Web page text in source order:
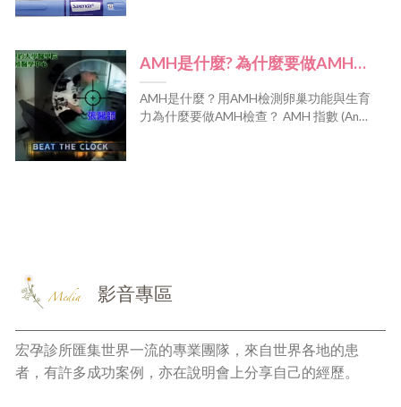
试管婴儿、借卵(供卵) 、借精、
(供精) 体外受精、卵子提供、精
子提供、체외수정、난자 공여 、
AMH是什麼? 為什麼要做AMH檢
查？AMH低下要麼辦?
AMH是什麼？用AMH檢測卵巢功能與生育
力為什麼要做AMH檢查？ AMH 指數 (Anti-
Media 影音專區
宏孕診所匯集世界一流的專業團隊，來自世界各地的患
者，有許多成功案例，亦在說明會上分享自己的經歷。